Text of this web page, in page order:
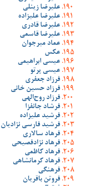
علیرضا زینلی
علیرضا علیزاده
علیرضا قادری
علیرضا قاسمی
عماد میرجوان
عکس
عیسی ابراهیمی
عیسی پرتو
فرزاد جعفری
فرزاد حسین خانی
فرزاد روح‌الهی
فرشاد جانفزا
فرشید علیزاده
فرشید فارسی نژادیان
فرهاد سالاری
فرهاد نژادفصیحی
فرهاد کاظمی
فرهاد کرمانشاهی
فرهنگی
فروتن باقریان